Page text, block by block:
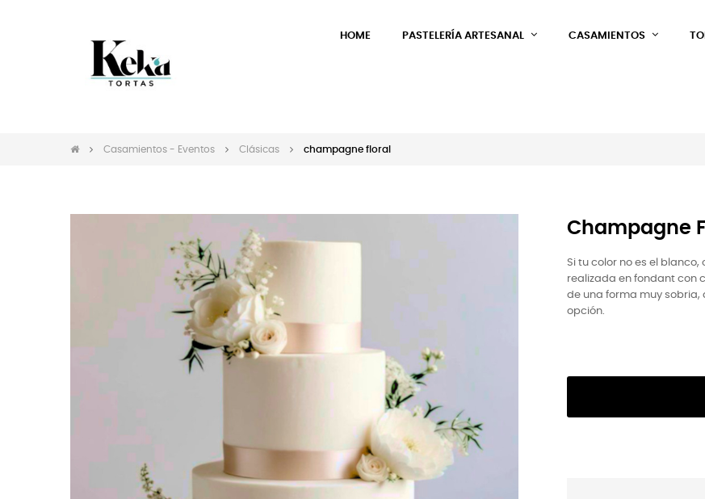
HOME PASTELERÍA ARTESANAL CASAMIENTOS
Casamientos - Eventos Clásicas champagne floral
Champagne
Si tu color no es el
realizada en fondant con
de una forma muy
opción.